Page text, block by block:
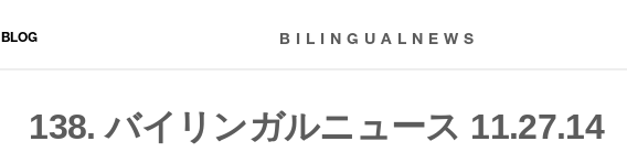
BLOG BILINGUALNEWS
138. バイリンガルニュース 11.27.14